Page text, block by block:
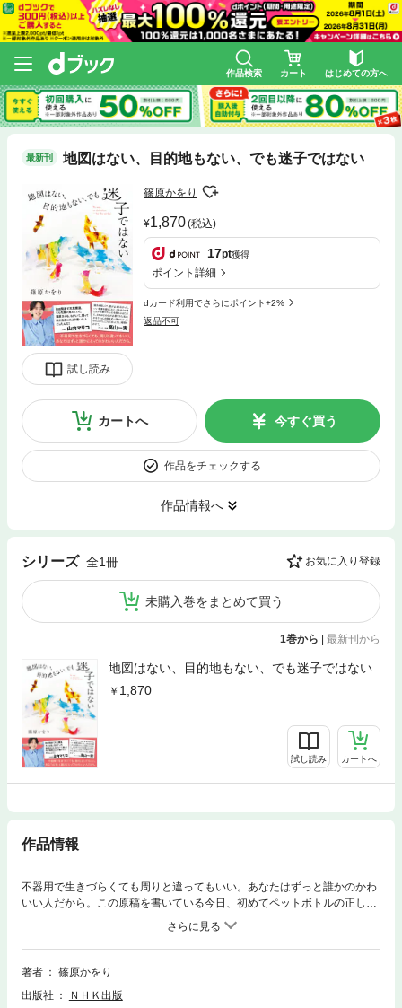
作品検索 カート はじめての方へ
最新刊 地図はない、目的地もない、でも迷子ではない
試し読み
篠原かをり
1,870(税込)
17pt獲得
ポイント詳細
dカード利用でさらにポイント+2%
返品不可
カートへ 今すぐ買う
作品をチェックする
作品情報へ
シリーズ 全1冊 お気に入り登録
未購入巻をまとめて買う
1巻から | 最新刊から
地図はない、目的地もない、でも迷子ではない
1,870
試し読み カートへ
作品情報
不器用で生きづらくても周りと違ってもいい。あなたはずっと誰かのかわ
いい人だから。この原稿を書いている今日、初めてペットボトルの正しい
開け方を知った。この日まで、ずっと小指と薬指で開けていたから、薬指
の付け根のタコが痛くて、ペットボトルという容器がうっすら嫌いだっ
た。今は、毎日何かをうっすら嫌わなくて済むことの心地よさを噛み締め
ている――博識で屈託のないキャラクターで親しまれている篠原かをりさ
り、周囲との違和感を感じていた。実はとても不器用でコンプレックスも
著者
篠原かをり
出版社
ＮＨＫ出版